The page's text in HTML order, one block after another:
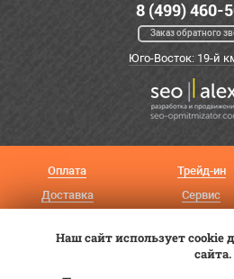
8 (499) 460-
Заказ обратного
Юго-Восток: 19-й
Оплата
Доставка
Трейд-ин
Сервис
ООО
Наш сайт использует cookie
сайта.